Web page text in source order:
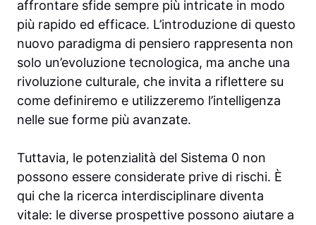
affrontare sfide sempre più intricate in modo
più rapido ed efficace. L’introduzione di questo
nuovo paradigma di pensiero rappresenta non
solo un’evoluzione tecnologica, ma anche una
rivoluzione culturale, che invita a riflettere su
come definiremo e utilizzeremo l’intelligenza
nelle sue forme più avanzate.
Tuttavia, le potenzialità del Sistema 0 non
possono essere considerate prive di rischi. È
qui che la ricerca interdisciplinare diventa
vitale: le diverse prospettive possono aiutare a